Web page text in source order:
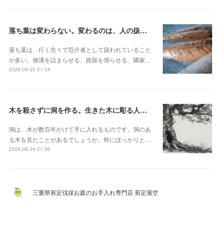
落ち葉は変わらない。変わるのは、人の扱いのほう
落ち葉は、行く先々で厄介者として扱われていること
が多い。側溝を詰まらせる、路面を滑らせる、隣家…
2026.08.05 21:34
木を殺さずに洞を作る。生きた木に彫る人工樹洞とベテラナイゼーション
洞は、木が数百年かけて手に入れるものです。洞のあ
る木を見たことがあるでしょうか。幹にぽっかりと…
2026.08.04 21:36
三重県剪定伐採お庭のお手入れ専門店 剪定屋空